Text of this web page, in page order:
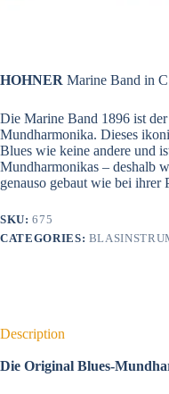
HOHNER Marine Band in C
Die Marine Band 1896 ist
Mundharmonika. Dieses
Blues wie keine andere und
Mundharmonikas – deshalb
genauso gebaut wie bei ihrer
SKU:675
CATEGORIES:
Description
Die Original Blues-